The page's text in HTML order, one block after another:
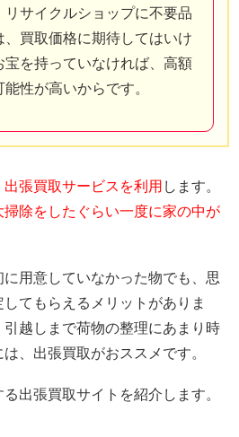
リサイクルショップに不要品
、買取価格に期待してはいけ
宝を持っていなければ、高額
性が高いからです。
出張買取サービスを利用 します。
掃除をしたぐらい一度に家の中が
用意していなかった物でも、思
てもらえるメリットがありま
越しまで荷物の整理にあまり時
、出張買取がおススメです。
出張買取サイトを紹介します。